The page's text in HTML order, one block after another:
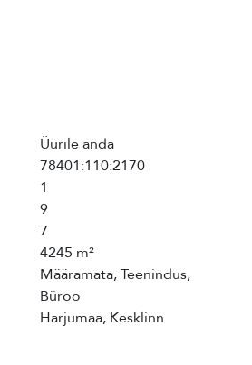
Üürile anda
78401:110:2170
1
9
7
4245 m²
Määramata, Teenindus,
Büroo
Harjumaa, Kesklinn